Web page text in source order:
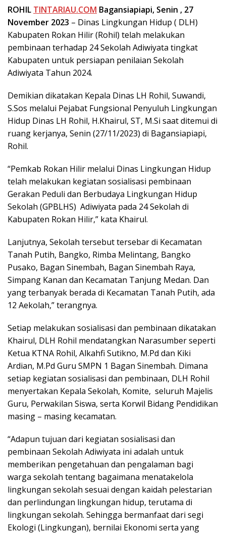
ROHIL TINTARIAU.COM Bagansiapiapi, Senin , 27
November 2023 – Dinas Lingkungan Hidup ( DLH)
Kabupaten Rokan Hilir (Rohil) telah melakukan
pembinaan terhadap 24 Sekolah Adiwiyata tingkat
Kabupaten untuk persiapan penilaian Sekolah
Adiwiyata Tahun 2024.
Demikian dikatakan Kepala Dinas LH Rohil, Suwandi,
S.Sos melalui Pejabat Fungsional Penyuluh Lingkungan
Hidup Dinas LH Rohil, H.Khairul, ST, M.Si saat ditemui di
ruang kerjanya, Senin (27/11/2023) di Bagansiapiapi,
Rohil.
“Pemkab Rokan Hilir melalui Dinas Lingkungan Hidup
telah melakukan kegiatan sosialisasi pembinaan
Gerakan Peduli dan Berbudaya Lingkungan Hidup
Sekolah (GPBLHS) Adiwiyata pada 24 Sekolah di
Kabupaten Rokan Hilir,” kata Khairul.
Lanjutnya, Sekolah tersebut tersebar di Kecamatan
Tanah Putih, Bangko, Rimba Melintang, Bangko
Pusako, Bagan Sinembah, Bagan Sinembah Raya,
Simpang Kanan dan Kecamatan Tanjung Medan. Dan
yang terbanyak berada di Kecamatan Tanah Putih, ada
12 Aekolah,” terangnya.
Setiap melakukan sosialisasi dan pembinaan dikatakan
Khairul, DLH Rohil mendatangkan Narasumber seperti
Ketua KTNA Rohil, Alkahfi Sutikno, M.Pd dan Kiki
Ardian, M.Pd Guru SMPN 1 Bagan Sinembah. Dimana
setiap kegiatan sosialisasi dan pembinaan, DLH Rohil
menyertakan Kepala Sekolah, Komite, seluruh Majelis
Guru, Perwakilan Siswa, serta Korwil Bidang Pendidikan
masing – masing kecamatan.
“Adapun tujuan dari kegiatan sosialisasi dan
pembinaan Sekolah Adiwiyata ini adalah untuk
memberikan pengetahuan dan pengalaman bagi
warga sekolah tentang bagaimana menatakelola
lingkungan sekolah sesuai dengan kaidah pelestarian
dan perlindungan lingkungan hidup, terutama di
lingkungan sekolah. Sehingga bermanfaat dari segi
Ekologi (Lingkungan), bernilai Ekonomi serta yang